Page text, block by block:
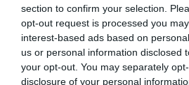
section to confirm your selection.
opt-out request is processed you
interest-based ads based on
us or personal information disclosed
your opt-out. You may separately
disclosure of your personal
femeninos -el de Francia y el de
consolidan dentro del grupo.
Los ingresos por la
un 55%, ya que las ventas de
mantuvieron estables en 12,7
el impacto de la venta un año